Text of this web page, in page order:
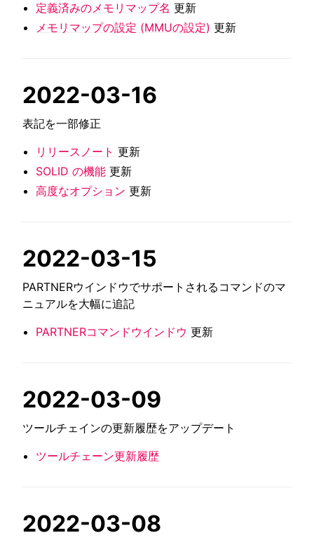
定義済みのメモリマップ名 更新
メモリマップの設定 (MMUの設定) 更新
2022-03-16
表記を一部修正
リリースノート 更新
SOLID の機能 更新
高度なオプション 更新
2022-03-15
PARTNERウインドウでサポートされるコマンドのマ
ニュアルを大幅に追記
PARTNERコマンドウインドウ 更新
2022-03-09
ツールチェインの更新履歴をアップデート
ツールチェーン更新履歴
2022-03-08